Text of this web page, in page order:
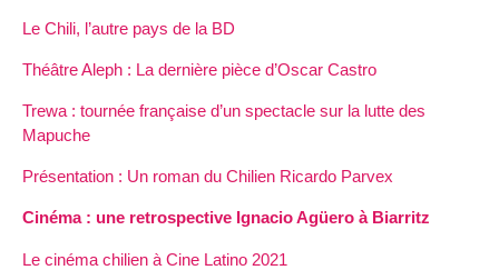
Le Chili, l’autre pays de la BD
Théâtre Aleph : La dernière pièce d’Oscar Castro
Trewa : tournée française d’un spectacle sur la lutte des
Mapuche
Présentation : Un roman du Chilien Ricardo Parvex
Cinéma : une retrospective Ignacio Agüero à Biarritz
Le cinéma chilien à Cine Latino 2021